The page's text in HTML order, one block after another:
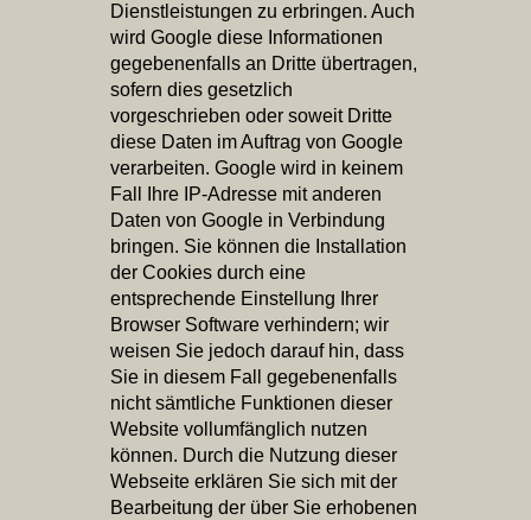
Dienstleistungen zu erbringen. Auch
wird Google diese Informationen
gegebenenfalls an Dritte übertragen,
sofern dies gesetzlich
vorgeschrieben oder soweit Dritte
diese Daten im Auftrag von Google
verarbeiten. Google wird in keinem
Fall Ihre IP-Adresse mit anderen
Daten von Google in Verbindung
bringen. Sie können die Installation
der Cookies durch eine
entsprechende Einstellung Ihrer
Browser Software verhindern; wir
weisen Sie jedoch darauf hin, dass
Sie in diesem Fall gegebenenfalls
nicht sämtliche Funktionen dieser
Website vollumfänglich nutzen
können. Durch die Nutzung dieser
Webseite erklären Sie sich mit der
Bearbeitung der über Sie erhobenen